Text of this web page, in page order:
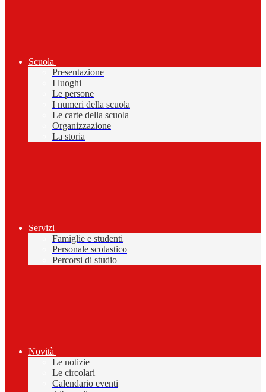
Scuola
Presentazione
I luoghi
Le persone
I numeri della scuola
Le carte della scuola
Organizzazione
La storia
Servizi
Famiglie e studenti
Personale scolastico
Percorsi di studio
Novità
Le notizie
Le circolari
Calendario eventi